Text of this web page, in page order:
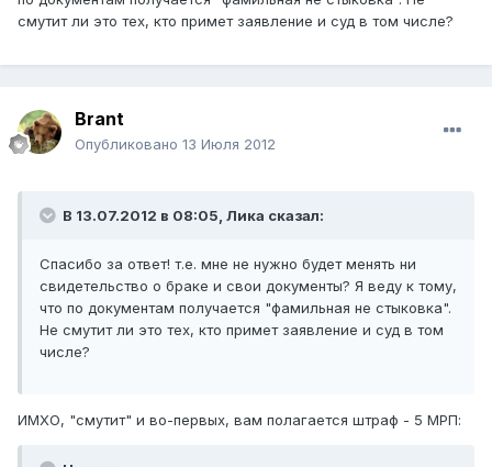
смутит ли это тех, кто примет заявление и суд в том числе?
Brant
Опубликовано 13 Июля 2012
В 13.07.2012 в 08:05, Лика сказал:
Спасибо за ответ! т.е. мне не нужно будет менять ни
свидетельство о браке и свои документы? Я веду к тому,
что по документам получается "фамильная не стыковка".
Не смутит ли это тех, кто примет заявление и суд в том
числе?
ИМХО, "смутит" и во-первых, вам полагается штраф - 5 МРП: